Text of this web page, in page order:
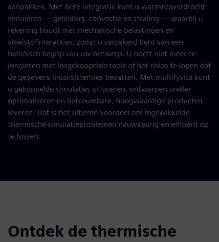
aanpakken. Met deze integratie kunt u warmteoverdracht
simuleren — geleiding, convectie en straling — waarbij u
rekening houdt met mechanische belastingen en
vloeistofinteracties, zodat u verzekerd bent van een
holistisch begrip van uw ontwerp. U hoeft niet meer te
jongleren met losgekoppelde tools of het risico te lopen dat
de gegevens inconsistenties bevatten. Met multifysica kunt
u gekoppelde simulaties uitvoeren, ontwerpen sneller
optimaliseren en betrouwbare, hoogwaardige producten
leveren. Dat is het ultieme voordeel om ingewikkelde
thermische simulatieproblemen nauwkeurig en efficiënt op
te lossen.
Ontdek de thermische